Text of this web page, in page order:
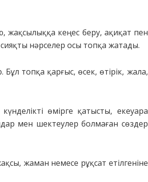
кеңес беру, ақиқат пен
нәрселер осы топқа жатады.
топқа қарғыс, өсек, өтірік, жала,
өмірге қатысты, екеуара
мен шектеулер болмаған сөздер
жаман немесе рұқсат етілгеніне